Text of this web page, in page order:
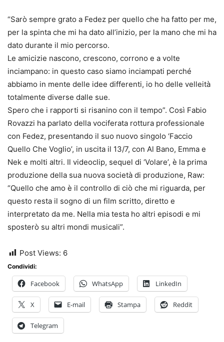
“Sarò sempre grato a Fedez per quello che ha fatto per me,
per la spinta che mi ha dato all’inizio, per la mano che mi ha
dato durante il mio percorso.
Le amicizie nascono, crescono, corrono e a volte
inciampano: in questo caso siamo inciampati perché
abbiamo in mente delle idee differenti, io ho delle velleità
totalmente diverse dalle sue.
Spero che i rapporti si risanino con il tempo”. Così Fabio
Rovazzi ha parlato della vociferata rottura professionale
con Fedez, presentando il suo nuovo singolo ‘Faccio
Quello Che Voglio’, in uscita il 13/7, con Al Bano, Emma e
Nek e molti altri. Il videoclip, sequel di ‘Volare’, è la prima
produzione della sua nuova società di produzione, Raw:
“Quello che amo è il controllo di ciò che mi riguarda, per
questo resta il sogno di un film scritto, diretto e
interpretato da me. Nella mia testa ho altri episodi e mi
sposterò su altri mondi musicali”.
Post Views: 6
Condividi:
Facebook WhatsApp LinkedIn
X E-mail Stampa Reddit
Telegram